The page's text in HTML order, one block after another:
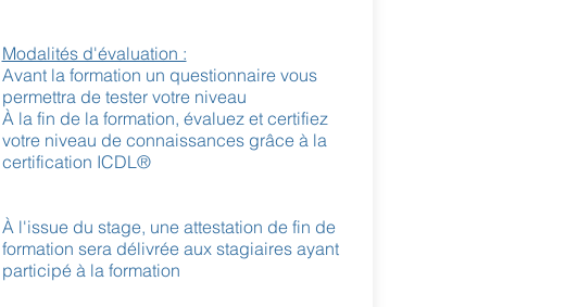
Modalités d'évaluation :
Avant la formation un questionnaire vous
permettra de tester votre niveau
À la fin de la formation, évaluez et certifiez
votre niveau de connaissances grâce à la
certification ICDL®
À l'issue du stage, une attestation de fin de
formation sera délivrée aux stagiaires ayant
participé à la formation